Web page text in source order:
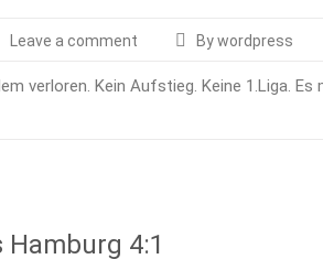
Leave a comment By wordpress
verloren. Kein Aufstieg. Keine 1.Liga.
Hamburg 4:1